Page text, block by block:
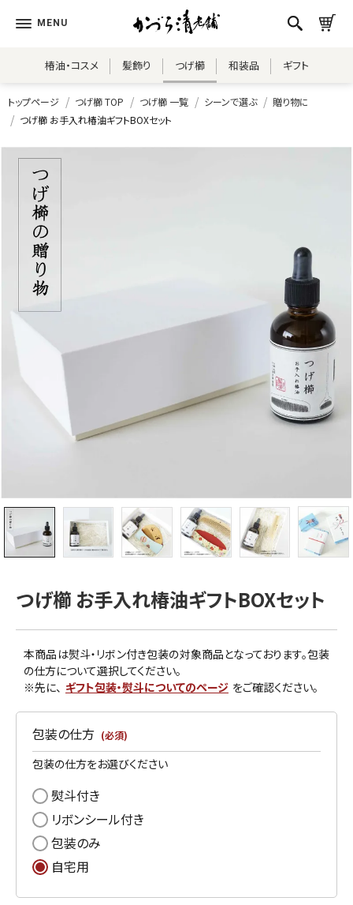
椿油・コスメ 髪飾り つげ櫛 和装品 ギフト
トップページ つげ櫛 TOP つげ櫛 一覧 シーンで選ぶ
贈り物に
つげ櫛 お手入れ椿油ギフトBOXセット
つげ櫛 お手入れ椿油ギフトBOXセット
本商品は熨斗・リボン付き包装の対象商品となっております。包装
の仕方について選択してください。
※先に、 ギフト包装・熨斗についてのページ をご確認ください。
包装の仕方 (必須)
包装の仕方をお選びください
熨斗付き
リボンシール付き
包装のみ
自宅用